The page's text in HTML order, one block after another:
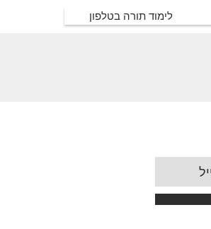
לימוד תורה בטלפון